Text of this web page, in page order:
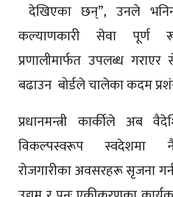
देखिएका छन्”, उनले
कल्याणकारी सेवा पूर्ण
प्रणालीमार्फत उपलब्ध गराएर
बढाउन बोर्डले चालेका कदम
प्रधानमन्त्री कार्कीले अब
विकल्पस्वरूप स्वदेशमा
रोजगारीका अवसरहरू सृजना